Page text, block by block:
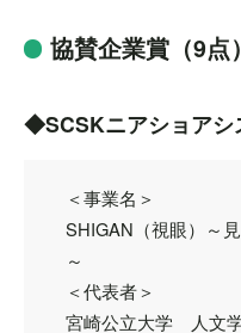
協賛企業賞（9点）
◆SCSKニアショアシ
＜事業名＞
SHIGAN（視眼）～
～
＜代表者＞
宮崎公立大学 人